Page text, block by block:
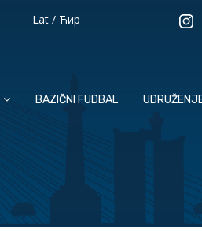
Lat/ Ћир
BAZIČNI FUDBAL